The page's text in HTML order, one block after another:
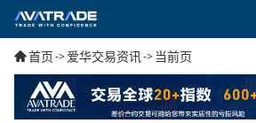
首页->爱华交易资讯-> 当前页